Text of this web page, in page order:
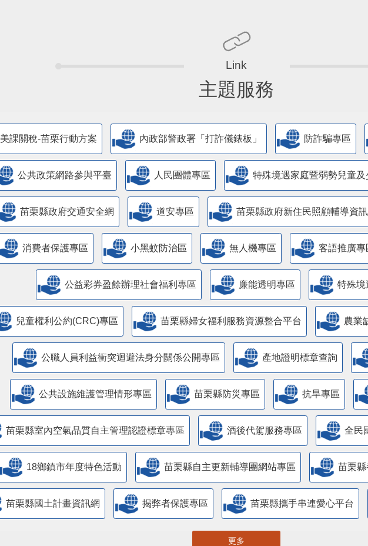
主題服務
美課關稅-苗栗行動方案 內政部警政署「打詐儀錶板」 防詐騙專區
公共政策網路參與平臺 人民團體專區 特殊境遇家庭暨弱勢兒童
苗栗縣政府交通安全網 道安專區 苗栗縣政府新住民照顧輔導資
消費者保護專區 小黑蚊防治區 無人機專區 客語推廣專
公益彩券盈餘辦理社會福利專區 廉能透明專區 特殊境
兒童權利公約(CRC)專區 苗栗縣婦女福利服務資源整合平台 農業
公職人員利益衝突迴避法身分關係公開專區 產地證明標章查詢
​公共設施維護管理情形專區 苗栗縣防災專區 抗旱專區
苗栗縣室內空氣品質自主管理認證標章專區 酒後代駕服務專區 全民
18鄉鎮市年度特色活動 苗栗縣自主更新輔導團網站專區 苗栗
苗栗縣國土計畫資訊網 揭弊者保護專區 苗栗縣攜手串連愛心平台
更多